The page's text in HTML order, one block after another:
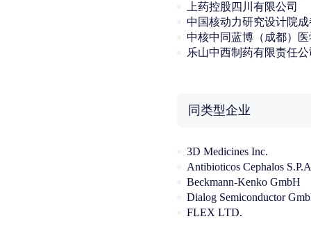
上药控股四川有限公司
乐山中西制药有限责任公
同类型企业
3D Medicines Inc.
Beckmann-Kenko GmbH
Dialog Semiconductor
FLEX LTD.